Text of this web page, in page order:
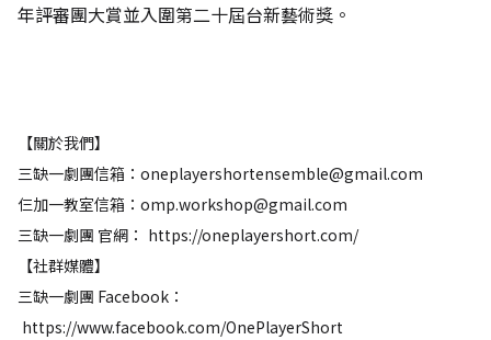
年評審團大賞並入圍第二十屆台新藝術獎。
【關於我們】​
三缺一劇團信箱：oneplayershortensemble@gmail.com
仨加一教室信箱：omp.workshop@gmail.com
三缺一劇團 官網： https://oneplayershort.com/
【社群媒體】
三缺一劇團 Facebook：
https://www.facebook.com/OnePlayerShort​